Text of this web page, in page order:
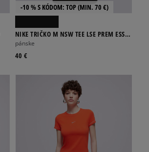
-10 % S KÓDOM: TOP (MIN. 70 €)
NIKE TRIČKO M NSW TEE LSE PREM ESS
SUST
pánske
40 €